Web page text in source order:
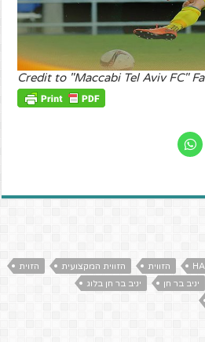
Credit to "Maccabi Tel Aviv FC"
הזווית הזווית המקצועית
הזוית
יניב בר חן
יניב בר חן בלוג